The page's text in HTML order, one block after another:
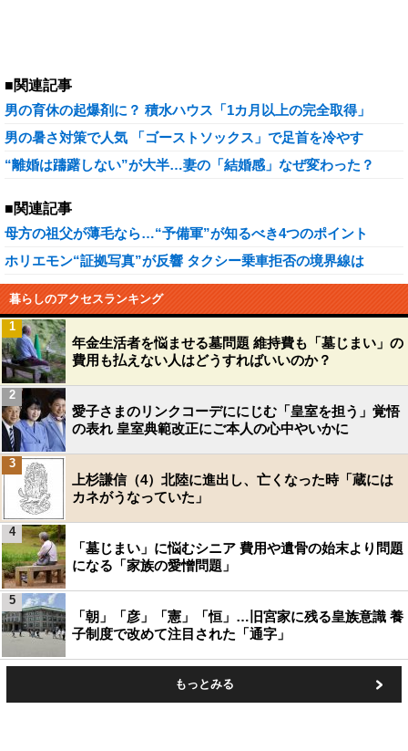
■関連記事
男の育休の起爆剤に？ 積水ハウス「1カ月以上の完全取得」
男の暑さ対策で人気 「ゴーストソックス」で足首を冷やす
“離婚は躊躇しない”が大半…妻の「結婚感」なぜ変わった？
■関連記事
母方の祖父が薄毛なら…“予備軍”が知るべき4つのポイント
ホリエモン“証拠写真”が反響 タクシー乗車拒否の境界線は
暮らしのアクセスランキング
年金生活者を悩ませる墓問題 維持費も「墓じまい」の
費用も払えない人はどうすればいいのか？
1
愛子さまのリンクコーデににじむ「皇室を担う」覚悟
の表れ 皇室典範改正にご本人の心中やいかに
2
上杉謙信（4）北陸に進出し、亡くなった時「蔵には
カネがうなっていた」
3
「墓じまい」に悩むシニア 費用や遺骨の始末より問題
になる「家族の愛憎問題」
4
「朝」「彦」「憲」「恒」…旧宮家に残る皇族意識 養
子制度で改めて注目された「通字」
5
もっとみる